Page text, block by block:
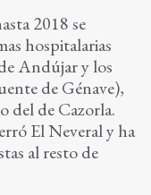
2018 se
hospitalarias
Andújar y los
de Génave),
del de Cazorla.
El Neveral y ha
al resto de